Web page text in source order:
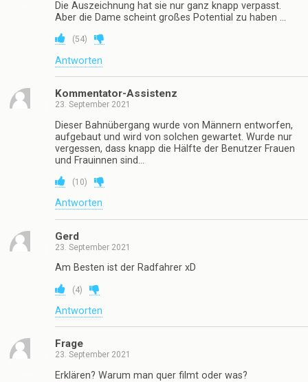
Die Auszeichnung hat sie nur ganz knapp verpasst.
Aber die Dame scheint großes Potential zu haben …
(54)
Antworten
Kommentator-Assistenz
23. September 2021
Dieser Bahnübergang wurde von Männern entworfen,
aufgebaut und wird von solchen gewartet. Wurde nur
vergessen, dass knapp die Hälfte der Benutzer Frauen
und Frauinnen sind…
(10)
Antworten
Gerd
23. September 2021
Am Besten ist der Radfahrer xD
(4)
Antworten
Frage
23. September 2021
Erklären? Warum man quer filmt oder was?